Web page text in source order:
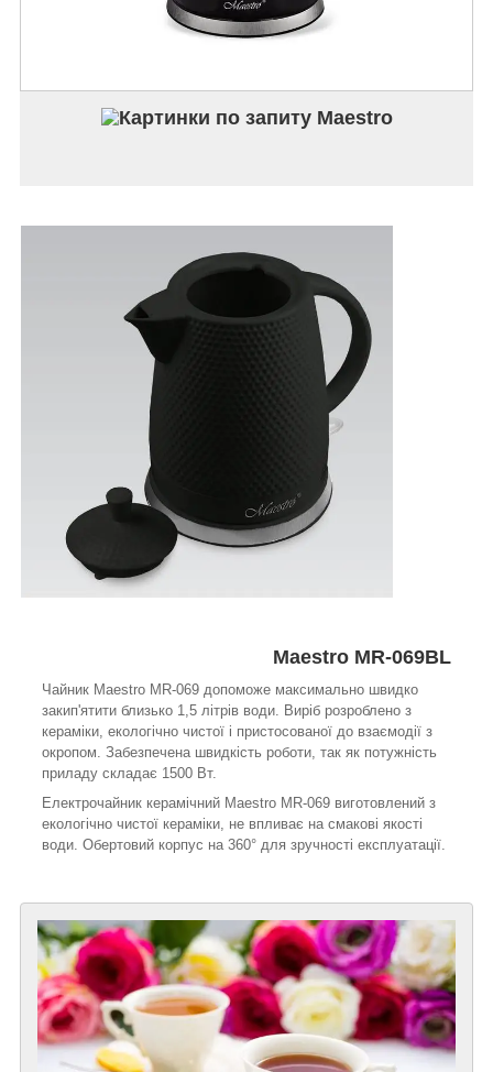
Maestro MR-069BL
Чайник Maestro MR-069 допоможе максимально швидко
закип'ятити близько 1,5 літрів води. Виріб розроблено з
кераміки, екологічно чистої і пристосованої до взаємодії з
окропом. Забезпечена швидкість роботи, так як потужність
приладу складає 1500 Вт.
Електрочайник керамічний Maestro MR-069 виготовлений з
екологічно чистої кераміки, не впливає на смакові якості
води. Обертовий корпус на 360° для зручності експлуатації.